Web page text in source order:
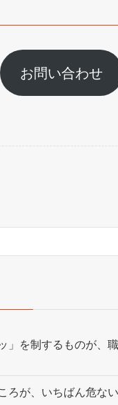
お問い合わせ
」を制するものが、
ろが、いちばん危ない